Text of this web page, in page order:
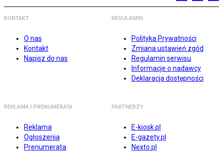
KONTAKT
O nas
Kontakt
Napisz do nas
REGULAMIN
Polityka Prywatności
Zmiana ustawień zgód
Regulamin serwisu
Informacje o nadawcy
Deklaracja dostępności
REKLAMA I PRENUMERATA
Reklama
Ogłoszenia
Prenumerata
PARTNERZY
E-kiosk.pl
E-gazety.pl
Nexto.pl